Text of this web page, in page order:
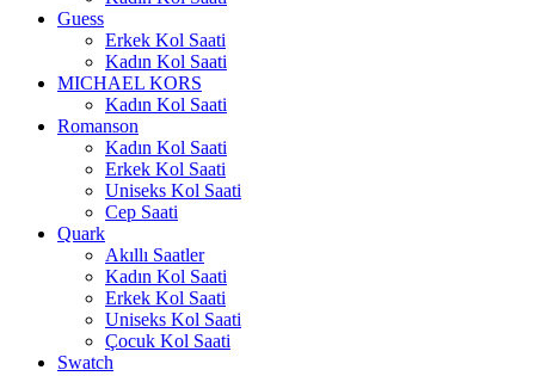
Guess
Erkek Kol Saati
Kadın Kol Saati
MICHAEL KORS
Kadın Kol Saati
Romanson
Kadın Kol Saati
Erkek Kol Saati
Uniseks Kol Saati
Cep Saati
Quark
Akıllı Saatler
Kadın Kol Saati
Erkek Kol Saati
Uniseks Kol Saati
Çocuk Kol Saati
Swatch